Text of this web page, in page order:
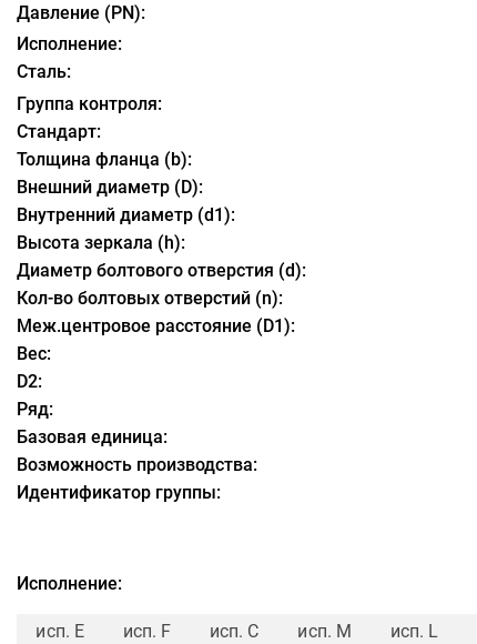
Давление (PN):
Исполнение:
Сталь:
Группа контроля:
Стандарт:
Толщина фланца (b):
Внешний диаметр (D):
Внутренний диаметр (d1):
Высота зеркала (h):
Диаметр болтового отверстия (d):
Кол-во болтовых отверстий (n):
Меж.центровое расстояние (D1):
Вес:
D2:
Ряд:
Базовая единица:
Возможность производства:
Идентификатор группы:
Исполнение:
исп. E исп. F исп. C исп. M исп. L